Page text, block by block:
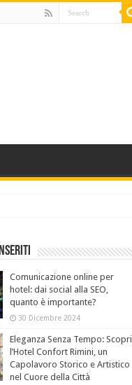
Comunicazione online per
hotel: dai social alla SEO,
quanto è importante?
30 Dicembre 2024
Eleganza Senza Tempo: Scopri
l’Hotel Confort Rimini, un
Capolavoro Storico e Artistico
nel Cuore della Città